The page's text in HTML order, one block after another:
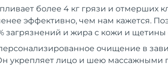
более 4 кг грязи и отмерших
эффективно, чем нам кажется.
загрязнений и жира с кожи и
очищение в
укрепляет лицо и шею массажными